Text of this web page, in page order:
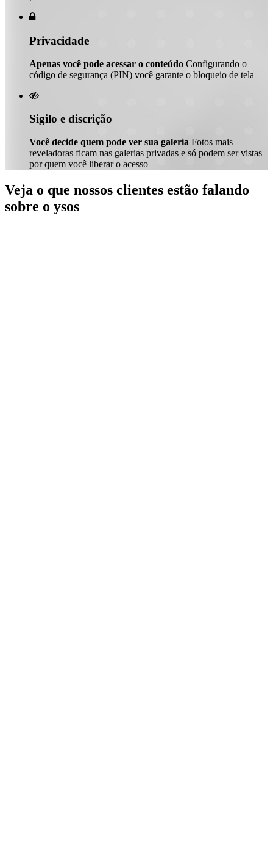

Privacidade
Apenas você pode acessar o conteúdo Configurando o
código de segurança (PIN) você garante o bloqueio de tela

Sigilo e discrição
Você decide quem pode ver sua galeria Fotos mais
reveladoras ficam nas galerias privadas e só podem ser vistas
por quem você liberar o acesso
Veja o que nossos clientes estão falando
sobre o ysos